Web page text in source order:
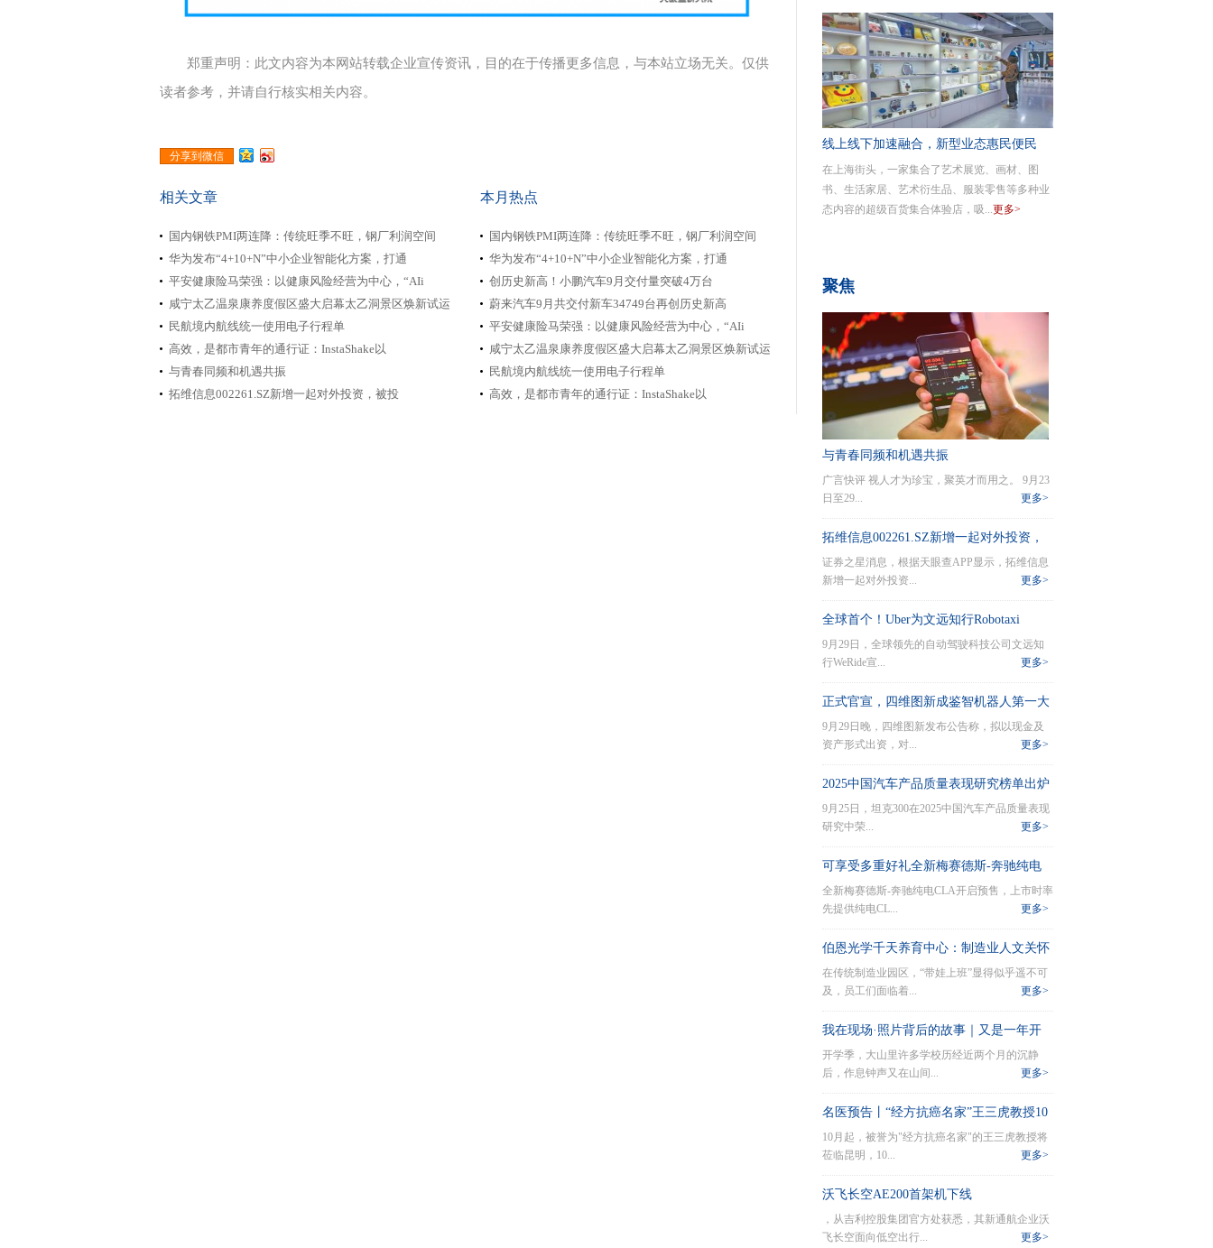
郑重声明：此文内容为本网站转载企业宣传资讯，目的在于传播更多信息，与本站立场无关。仅供
读者参考，并请自行核实相关内容。
分享到微信
相关文章
国内钢铁PMI两连降：传统旺季不旺，钢厂利润空间
华为发布“4+10+N”中小企业智能化方案，打通
平安健康险马荣强：以健康风险经营为中心，“AIi
咸宁太乙温泉康养度假区盛大启幕太乙洞景区焕新试运
民航境内航线统一使用电子行程单
高效，是都市青年的通行证：InstaShake以
与青春同频和机遇共振
拓维信息002261.SZ新增一起对外投资，被投
本月热点
国内钢铁PMI两连降：传统旺季不旺，钢厂利润空间
华为发布“4+10+N”中小企业智能化方案，打通
创历史新高！小鹏汽车9月交付量突破4万台
蔚来汽车9月共交付新车34749台再创历史新高
平安健康险马荣强：以健康风险经营为中心，“AIi
咸宁太乙温泉康养度假区盛大启幕太乙洞景区焕新试运
民航境内航线统一使用电子行程单
高效，是都市青年的通行证：InstaShake以
线上线下加速融合，新型业态惠民便民
—— 商业
在上海街头，一家集合了艺术展览、画材、图
书、生活家居、艺术衍生品、服装零售等多种业
态内容的超级百货集合体验店，吸...更多>
聚焦
与青春同频和机遇共振
广言快评 视人才为珍宝，聚英才而用之。 9月23
日至29...
更多>
拓维信息002261.SZ新增一起对外投资，
证券之星消息，根据天眼查APP显示，拓维信息
新增一起对外投资...
更多>
全球首个！Uber为文远知行Robotaxi
9月29日，全球领先的自动驾驶科技公司文远知
行WeRide宣...
更多>
正式官宣，四维图新成鉴智机器人第一大
股东
9月29日晚，四维图新发布公告称，拟以现金及
资产形式出资，对...
更多>
2025中国汽车产品质量表现研究榜单出炉
坦克
9月25日，坦克300在2025中国汽车产品质量表现
研究中荣...
更多>
可享受多重好礼全新梅赛德斯-奔驰纯电
CLA开
全新梅赛德斯-奔驰纯电CLA开启预售，上市时率
先提供纯电CL...
更多>
伯恩光学千天养育中心：制造业人文关怀
的温暖新
在传统制造业园区，“带娃上班”显得似乎遥不可
及，员工们面临着...
更多>
我在现场·照片背后的故事｜又是一年开
学季，这
开学季，大山里许多学校历经近两个月的沉静
后，作息钟声又在山间...
更多>
名医预告丨“经方抗癌名家”王三虎教授10
月首
10月起，被誉为"经方抗癌名家"的王三虎教授将
莅临昆明，10...
更多>
沃飞长空AE200首架机下线
，从吉利控股集团官方处获悉，其新通航企业沃
飞长空面向低空出行...
更多>